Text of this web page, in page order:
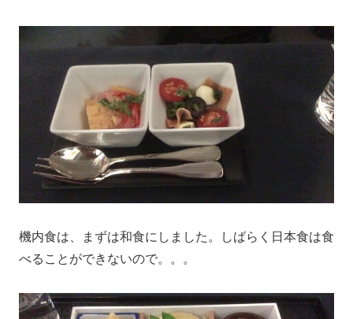
機内食は、まずは和食にしました。しばらく日本食は食
べることができないので。。。